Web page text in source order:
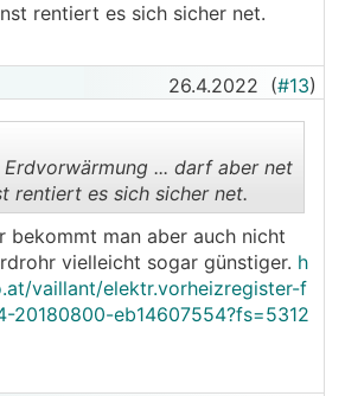
rentiert es sich sicher net.
26.4.2022 (#13)
..
Erdvorwärmung ... darf aber net
rentiert es sich sicher net.
bekommt man aber auch nicht
vielleicht sogar günstiger. h
vaillant/elektr.vorheizregister-f
20180800-eb14607554?fs=5312